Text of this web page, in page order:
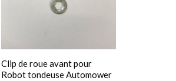
Clip de roue avant pour
Robot tondeuse Automower